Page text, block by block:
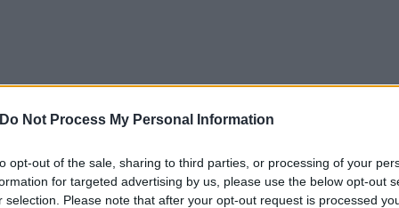
Do Not Process My Personal Information
opt-out of the sale, sharing to third parties, or processing of your
for targeted advertising by us, please use the below opt-out
selection. Please note that after your opt-out request is processed
που θα αντιμετωπίσουν μεγάλες
της διεθνούς τιμής του πετρελαίου. Η τιμή του
ωστόσο δεν αποκλείεται το προσεχές χρονικό